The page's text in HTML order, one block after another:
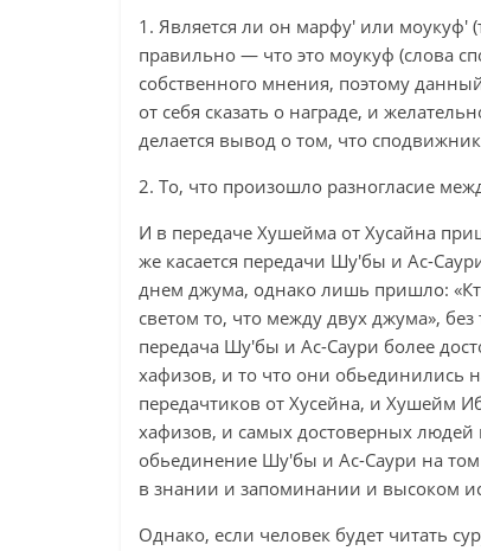
1. Является ли он марфу' или моукуф'
правильно — что это моукуф (слова
собственного мнения, поэтому
от себя сказать о награде, и
делается вывод о том, что
2. То, что произошло разногласие
И в передаче Хушейма от Хусайна
же касается передачи Шу'бы и Ас-
днем джума, однако лишь пришло:
светом то, что между двух джума»,
передача Шу'бы и Ас-Саури более
хафизов, и то что они обьединились
передачтиков от Хусейна, и Хушейм
хафизов, и самых достоверных людей
обьединение Шу'бы и Ас-Саури на том
в знании и запоминании и высоком
Однако, если человек будет читать